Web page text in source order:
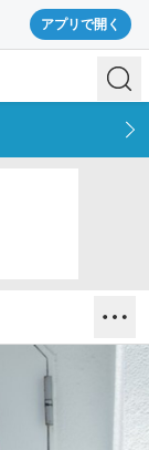
アプリで開く